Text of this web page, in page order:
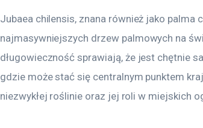
Jubaea chilensis, znana również jako palma
najmasywniejszych drzew palmowych na
długowieczność sprawiają, że jest chętnie
gdzie może stać się centralnym punktem
niezwykłej roślinie oraz jej roli w miejskich